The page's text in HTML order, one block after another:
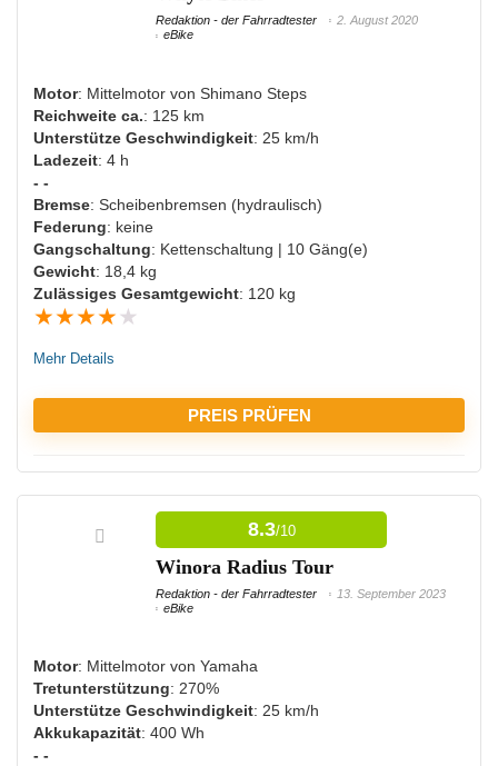
Viele Gänge zur Auswahl
Beleuchtung vorhanden
NACHTEILE:
Mittelmäßige Reichweite
Hohes Gewicht
Redaktion - der Fahrradtester
2. August 2020
eBike
Motor: Mittelmotor von Shimano Steps
Reichweite ca.: 125 km
Unterstütze Geschwindigkeit: 25 km/h
Ladezeit: 4 h
- -
Bremse: Scheibenbremsen (hydraulisch)
Federung: keine
Gangschaltung: Kettenschaltung | 10 Gäng(e)
Gewicht: 18,4 kg
Zulässiges Gesamtgewicht: 120 kg
★★★★ ★
Mehr Details
PREIS PRÜFEN
VORTEILE:
Starker Motor
Viele Ladezyklen möglich
Auch für sehr schwere Menschen geeignet
NACHTEILE:
Bisher keine Nachteile bekannt
8.3/10
Winora Radius Tour
Redaktion - der Fahrradtester
13. September 2023
eBike
Motor: Mittelmotor von Yamaha
Tretunterstützung: 270%
Unterstütze Geschwindigkeit: 25 km/h
Akkukapazität: 400 Wh
- -